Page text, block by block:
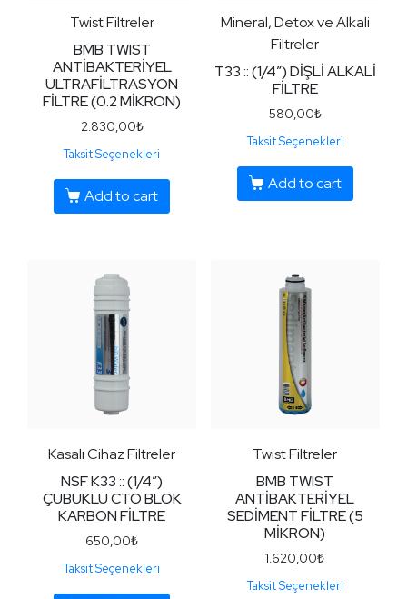
Twist Filtreler
BMB TWIST
ANTİBAKTERİYEL
ULTRAFİLTRASYON
FİLTRE (0.2 MİKRON)
2.830,00₺
Taksit Seçenekleri
Add to cart
Mineral, Detox ve Alkali
Filtreler
T33 :: (1/4″) DİŞLİ ALKALİ
FİLTRE
580,00₺
Taksit Seçenekleri
Add to cart
Kasalı Cihaz Filtreler
NSF K33 :: (1/4″)
ÇUBUKLU CTO BLOK
KARBON FİLTRE
650,00₺
Taksit Seçenekleri
Twist Filtreler
BMB TWIST
ANTİBAKTERİYEL
SEDİMENT FİLTRE (5
MİKRON)
1.620,00₺
Taksit Seçenekleri